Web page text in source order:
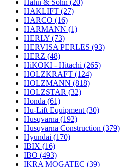
Hahn & Sohn (20)
HAKLIFT (27)
HARCO (16)
HARMANN (1)
HERLY (73)
HERVISA PERLES (93)
HERZ (48)
HiKOKI - Hitachi (265)
HOLZKRAFT (124)
HOLZMANN (818)
HOLZSTAR (32)
Honda (61)
Hu-Lift Equipment (30)
Husqvarna (192)
Husqvarna Construction (379)
Hyundai (170)
IBIX (16)
IBO (493)
IKRA MOGATEC (39)